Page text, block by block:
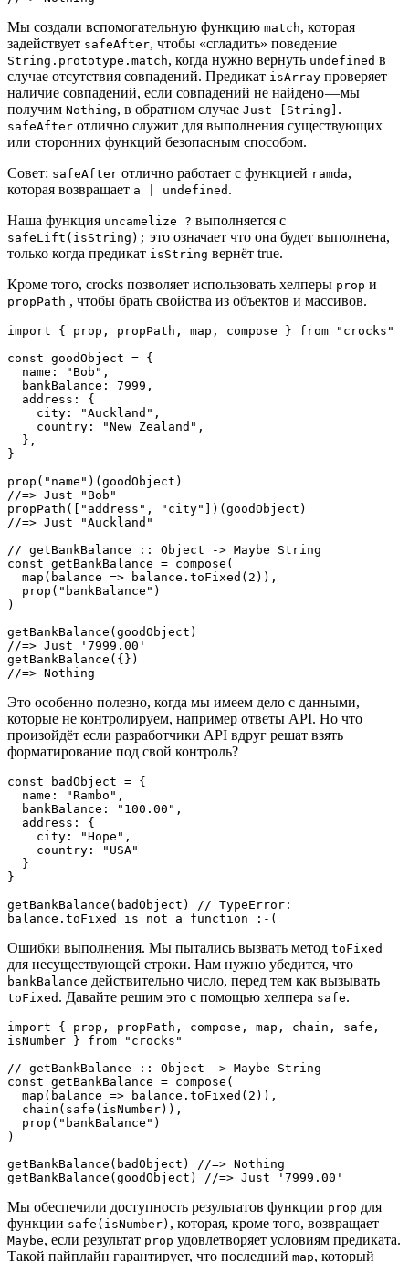
Мы создали вспомогательную функцию match, которая
задействует safeAfter, чтобы «сгладить» поведение
String.prototype.match, когда нужно вернуть undefined в
случае отсутствия совпадений. Предикат isArray проверяет
наличие совпадений, если совпадений не найдено — мы
получим Nothing, в обратном случае Just [String] .
safeAfter отлично служит для выполнения существующих
или сторонних функций безопасным способом.
Совет: safeAfter отлично работает с функцией ramda,
которая возвращает a | undefined .
Наша функция uncamelize ? выполняется с
safeLift(isString); это означает что она будет выполнена,
только когда предикат isString вернёт true.
Кроме того, crocks позволяет использовать хелперы prop и
propPath , чтобы брать свойства из объектов и массивов.
import { prop, propPath, map, compose } from "crocks"
const goodObject = {
}
prop("name")(goodObject)
//=> Just "Bob"
propPath(["address", "city"])(goodObject)
//=> Just "Auckland"
// getBankBalance :: Object -> Maybe String
const getBankBalance = compose(
)
getBankBalance(goodObject)
//=> Just '7999.00'
getBankBalance({})
//=> Nothing
Это особенно полезно, когда мы имеем дело с данными,
которые не контролируем, например ответы API. Но что
произойдёт если разработчики API вдруг решат взять
форматирование под свой контроль?
const badObject = {
}
getBankBalance(badObject) // TypeError:
balance.toFixed is not a function :-(
Ошибки выполнения. Мы пытались вызвать метод toFixed
для несуществующей строки. Нам нужно убедится, что
bankBalance действительно число, перед тем как вызывать
toFixed . Давайте решим это с помощью хелпера safe.
import { prop, propPath, compose, map, chain, safe,
isNumber } from "crocks"
// getBankBalance :: Object -> Maybe String
const getBankBalance = compose(
)
getBankBalance(badObject) //=> Nothing
getBankBalance(goodObject) //=> Just '7999.00'
Мы обеспечили доступность результатов функции prop для
функции safe(isNumber) , которая, кроме того, возвращает
Maybe, если результат prop удовлетворяет условиям предиката.
Такой пайплайн гарантирует, что последний map, который